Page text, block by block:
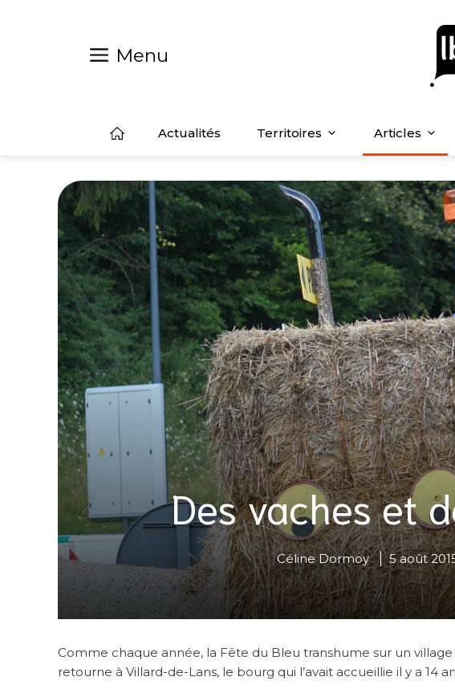
Menu
Actualités Territoires Articles
Des vaches et
Céline Dormoy 5 août
Comme chaque année, la Fête du Bleu transhume sur un
retourne à Villard-de-Lans, le bourg qui l’avait accueillie il y a 14